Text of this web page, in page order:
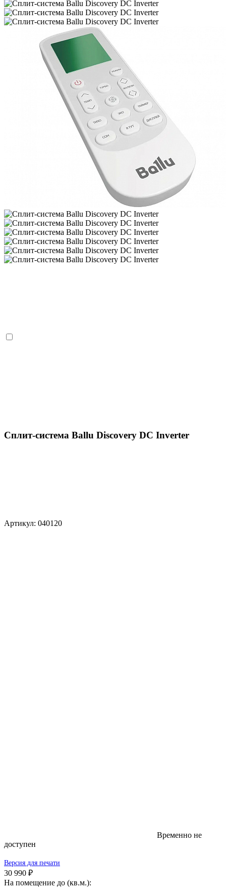
Сплит-система Ballu Discovery DC Inverter
Артикул: 040120
Временно не
доступен
Версия для печати
30 990 ₽
На помещение до (кв.м.):